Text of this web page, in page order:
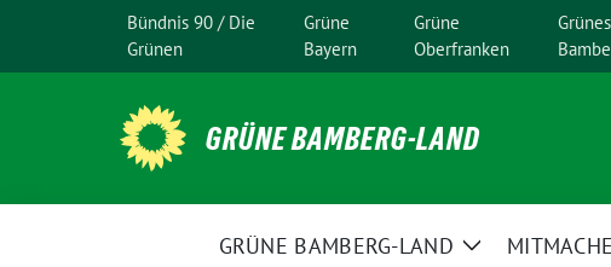
Bündnis 90 / Die
Grünen
Grüne
Bayern
Grüne
Oberfranken
Grünes
GRÜNE BAMBERG-LAND
GRÜNE BAMBERG-LAND
Zeige